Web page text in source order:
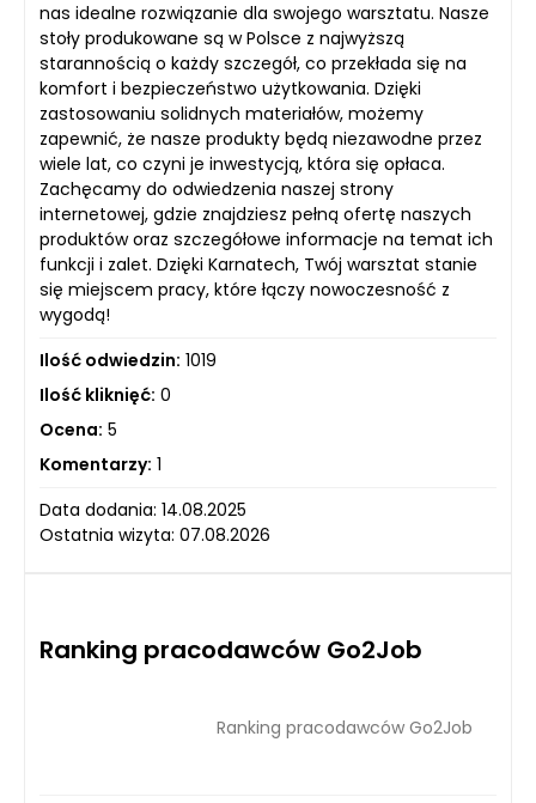
nas idealne rozwiązanie dla swojego warsztatu. Nasze
stoły produkowane są w Polsce z najwyższą
starannością o każdy szczegół, co przekłada się na
komfort i bezpieczeństwo użytkowania. Dzięki
zastosowaniu solidnych materiałów, możemy
zapewnić, że nasze produkty będą niezawodne przez
wiele lat, co czyni je inwestycją, która się opłaca.
Zachęcamy do odwiedzenia naszej strony
internetowej, gdzie znajdziesz pełną ofertę naszych
produktów oraz szczegółowe informacje na temat ich
funkcji i zalet. Dzięki Karnatech, Twój warsztat stanie
się miejscem pracy, które łączy nowoczesność z
wygodą!
Ilość odwiedzin: 1019
Ilość kliknięć: 0
Ocena: 5
Komentarzy: 1
Data dodania: 14.08.2025
Ostatnia wizyta: 07.08.2026
Ranking pracodawców Go2Job
Ranking pracodawców Go2Job